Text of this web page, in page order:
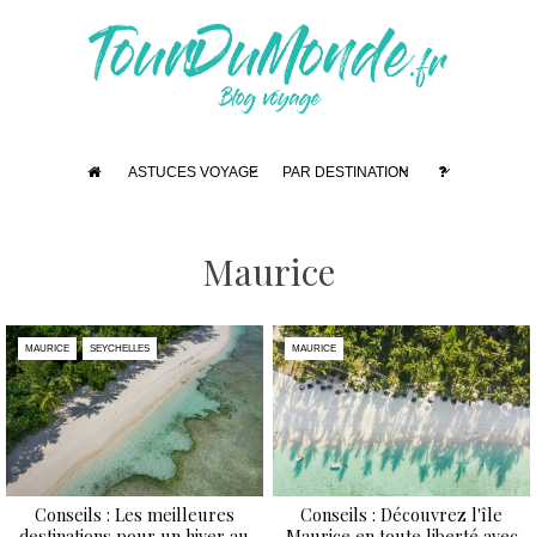
ASTUCES VOYAGE PAR DESTINATION
Maurice
MAURICE SEYCHELLES
Conseils : Les meilleures
MAURICE
Conseils : Découvrez l'île